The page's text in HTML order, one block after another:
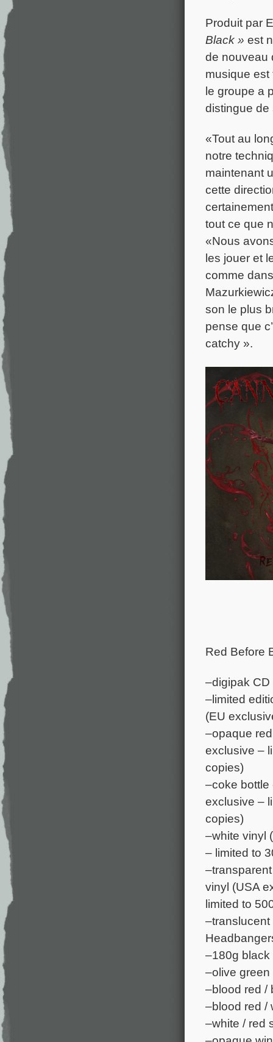
Produit par
Black » est
de nouveau
musique
le groupe a
distingue de
«Tout au
notre
maintenant
cette
tout ce que
«Nous
les jouer et
comme
son le plus
pense que
catchy ».
Red Before
–digipak CD
–limited
(EU
–opaque
exclusive –
copies)
–coke bottle
exclusive –
copies)
–white vinyl
– limited to
vinyl (USA
limited to
–180g black
–olive
–blood red /
–blood red /
–white / red